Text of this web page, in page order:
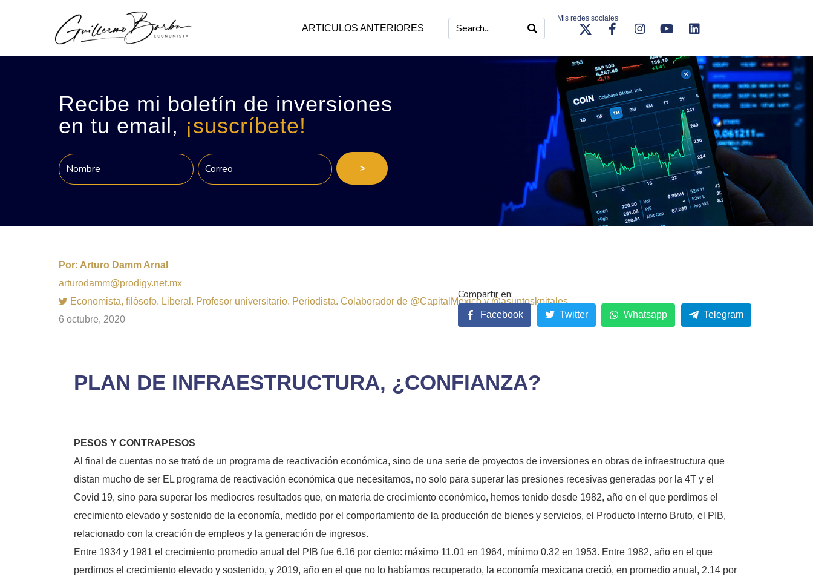
ARTICULOS ANTERIORES
Mis redes sociales
Recibe mi boletín de inversiones
en tu email, ¡suscríbete!
>
Por: Arturo Damm Arnal
arturodamm@prodigy.net.mx
Economista, filósofo. Liberal. Profesor universitario. Periodista. Colaborador de @CapitalMexico y @asuntoskpitales
6 octubre, 2020
PLAN DE INFRAESTRUCTURA, ¿CONFIANZA?
PESOS Y CONTRAPESOS
Al final de cuentas no se trató de un programa de reactivación económica, sino de una serie de proyectos de inversiones en obras de infraestructura que
distan mucho de ser EL programa de reactivación económica que necesitamos, no solo para superar las presiones recesivas generadas por la 4T y el
Covid 19, sino para superar los mediocres resultados que, en materia de crecimiento económico, hemos tenido desde 1982, año en el que perdimos el
crecimiento elevado y sostenido de la economía, medido por el comportamiento de la producción de bienes y servicios, el Producto Interno Bruto, el PIB,
relacionado con la creación de empleos y la generación de ingresos.
Entre 1934 y 1981 el crecimiento promedio anual del PIB fue 6.16 por ciento: máximo 11.01 en 1964, mínimo 0.32 en 1953. Entre 1982, año en el que
perdimos el crecimiento elevado y sostenido, y 2019, año en el que no lo habíamos recuperado, la economía mexicana creció, en promedio anual, 2.14 por
Facebook Twitter Whatsapp Telegram